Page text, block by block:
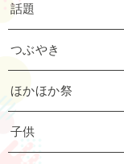
話題
つぶやき
ほかほか祭
子供